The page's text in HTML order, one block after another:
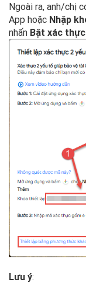
Ngoài ra, anh/chị
App hoặc Nhập
nhấn Bật xác
Lưu ý: